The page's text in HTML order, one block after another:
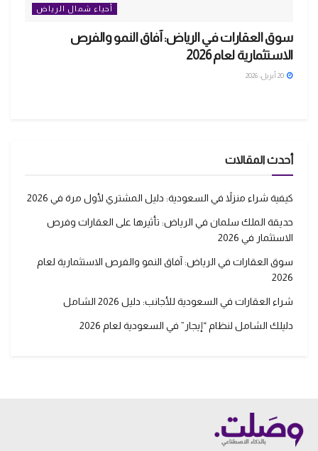
أحياء شمال الرياض
سوق العقارات في الرياض: آفاق النمو والفرص
الاستثمارية لعام 2026
أحدث المقالات
كيفية شراء منزلاً في السعودية: دليل المشتري لأول مرة في 2026
حديقة الملك سلمان في الرياض: تأثيرها على العقارات وفرص
الاستثمار في 2026
سوق العقارات في الرياض: آفاق النمو والفرص الاستثمارية لعام
2026
شراء العقارات في السعودية للأجانب: دليل 2026 الشامل
دليلك الشامل لنظام “إيجار” في السعودية لعام 2026